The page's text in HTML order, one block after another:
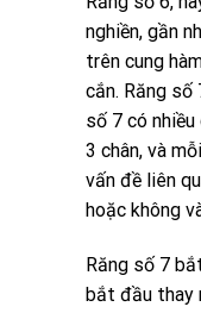
nghiền, gần
trên cung
cắn. Răng số
số 7 có
3 chân, và
vấn đề liên
hoặc không
Răng số 7
bắt đầu thay